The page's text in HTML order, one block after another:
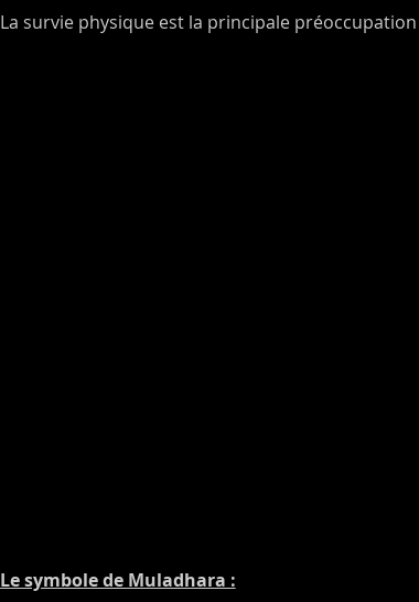
La survie physique est la principale
Le symbole de Muladhara :